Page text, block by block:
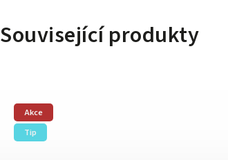
Související produkty
Akce
Tip